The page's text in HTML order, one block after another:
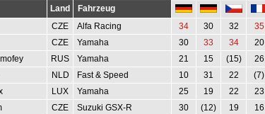
Land Fahrzeug
CZE Alfa Racing 34 30 32 35
CZE Yamaha 30 33 34 20
RUS Yamaha 21 15 (15) 26
NLD Fast & Speed 10 31 22 (7)
LUX Yamaha 25 19 22 23
CZE Suzuki GSX-R 30 (12) 19 16